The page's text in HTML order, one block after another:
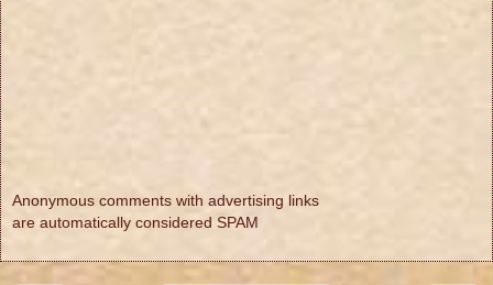
Anonymous comments with advertising links
are automatically considered SPAM